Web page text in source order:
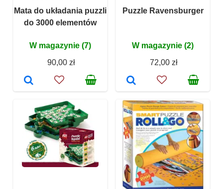
Mata do układania puzzli
do 3000 elementów
W magazynie (7)
90,00 zł
Puzzle Ravensburger
W magazynie (2)
72,00 zł